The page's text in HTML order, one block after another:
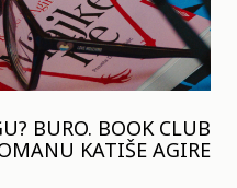
BURO. BOOK CLUB
KATIŠE AGIRE